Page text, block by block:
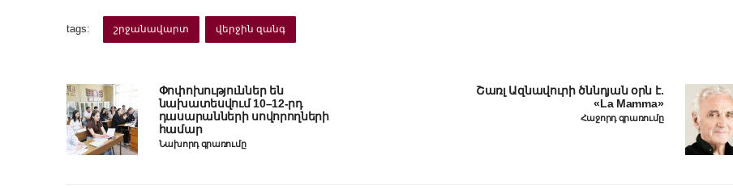
tags: շրջանավարտ վերջին զանգ
Փոփոխություններ են
նախատեսվում 10–12-րդ
դասարանների սովորողների
համար
Նախորդ գրառումը
Շառլ Ազնավուրի ծննդյան օրն է.
«La Mamma»
Հաջորդ գրառումը